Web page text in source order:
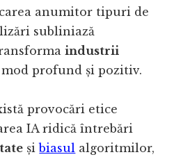
anumitor tipuri de
subliniază
industrii
profund și pozitiv.
provocări etice
IA ridică întrebări
șibiasul algoritmilor,